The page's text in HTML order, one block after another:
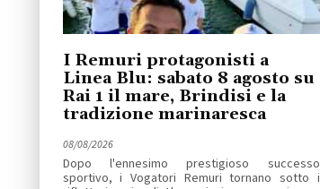
I Remuri protagonisti a
Linea Blu: sabato 8 agosto su
Rai 1 il mare, Brindisi e la
tradizione marinaresca
08/08/2026
Dopo l'ennesimo prestigioso successo
sportivo, i Vogatori Remuri tornano sotto i